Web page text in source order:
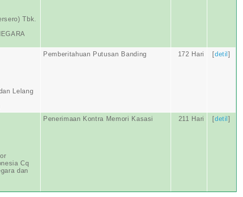
Tbk.
Lelang
Pemberitahuan Putusan Banding 172 Hari [detil]
Cq
dan
Penerimaan Kontra Memori Kasasi 211 Hari [detil]